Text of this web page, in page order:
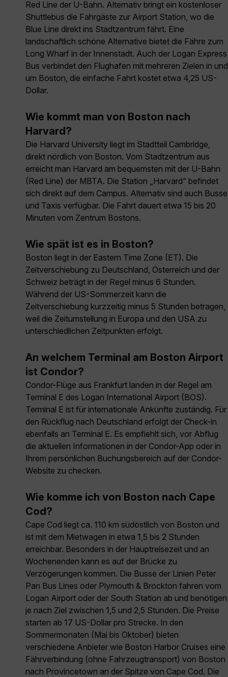
Red Line der U-Bahn. Alternativ bringt ein kostenloser
Shuttlebus die Fahrgäste zur Airport Station, wo die
Blue Line direkt ins Stadtzentrum fährt. Eine
landschaftlich schöne Alternative bietet die Fähre zum
Long Wharf in der Innenstadt. Auch der Logan Express
Bus verbindet den Flughafen mit mehreren Zielen in und
um Boston, die einfache Fahrt kostet etwa 4,25 US-
Dollar.
Wie kommt man von Boston nach
Harvard?
Die Harvard University liegt im Stadtteil Cambridge,
direkt nördlich von Boston. Vom Stadtzentrum aus
erreicht man Harvard am bequemsten mit der U-Bahn
(Red Line) der MBTA. Die Station „Harvard“ befindet
sich direkt auf dem Campus. Alternativ sind auch Busse
und Taxis verfügbar. Die Fahrt dauert etwa 15 bis 20
Minuten vom Zentrum Bostons.
Wie spät ist es in Boston?
Boston liegt in der Eastern Time Zone (ET). Die
Zeitverschiebung zu Deutschland, Österreich und der
Schweiz beträgt in der Regel minus 6 Stunden.
Während der US-Sommerzeit kann die
Zeitverschiebung kurzzeitig minus 5 Stunden betragen,
weil die Zeitumstellung in Europa und den USA zu
unterschiedlichen Zeitpunkten erfolgt.
An welchem Terminal am Boston Airport
ist Condor?
Condor-Flüge aus Frankfurt landen in der Regel am
Terminal E des Logan International Airport (BOS).
Terminal E ist für internationale Ankünfte zuständig. Für
den Rückflug nach Deutschland erfolgt der Check-in
ebenfalls an Terminal E. Es empfiehlt sich, vor Abflug
die aktuellen Informationen in der Condor-App oder in
Ihrem persönlichen Buchungsbereich auf der Condor-
Website zu checken.
Wie komme ich von Boston nach Cape
Cod?
Cape Cod liegt ca. 110 km südöstlich von Boston und
ist mit dem Mietwagen in etwa 1,5 bis 2 Stunden
erreichbar. Besonders in der Hauptreisezeit und an
Wochenenden kann es auf der Brücke zu
Verzögerungen kommen. Die Busse der Linien Peter
Pan Bus Lines oder Plymouth & Brockton fahren vom
Logan Airport oder der South Station ab und benötigen
je nach Ziel zwischen 1,5 und 2,5 Stunden. Die Preise
starten ab 17 US-Dollar pro Strecke. In den
Sommermonaten (Mai bis Oktober) bieten
verschiedene Anbieter wie Boston Harbor Cruises eine
Fährverbindung (ohne Fahrzeugtransport) von Boston
nach Provincetown an der Spitze von Cape Cod. Die